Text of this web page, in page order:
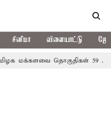
சினிமா விளையாட்டு
மக்களவை தொகுதிகள் 59 ஆக